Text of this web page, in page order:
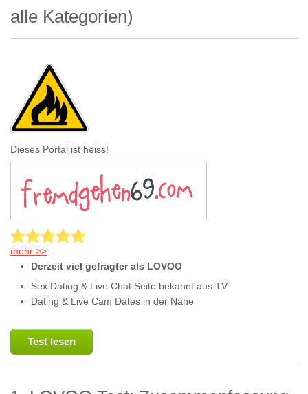
alle Kategorien)
Dieses Portal ist heiss!
mehr >>
Derzeit viel gefragter als LOVOO
Sex Dating & Live Chat Seite bekannt aus TV
Dating & Live Cam Dates in der Nähe
Test lesen